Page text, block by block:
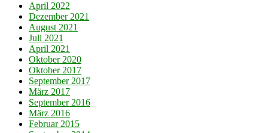
April 2022
Dezember 2021
August 2021
Juli 2021
April 2021
Oktober 2020
Oktober 2017
September 2017
März 2017
September 2016
März 2016
Februar 2015